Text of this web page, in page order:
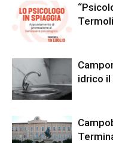
Termoli
idrico